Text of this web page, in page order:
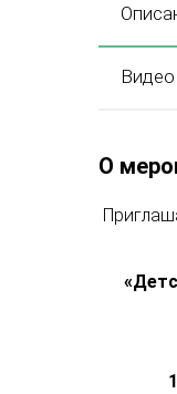
Видео
О